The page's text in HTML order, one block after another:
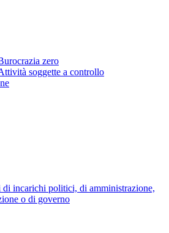
zero
soggette a controllo
di incarichi politici, di amministrazione,
o di governo